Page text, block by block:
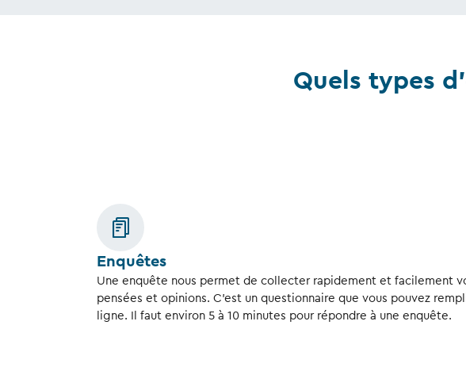
Quels types
Enquêtes
Une enquête nous permet de collecter rapidement et facilement
pensées et opinions. C’est un questionnaire que vous pouvez
ligne. Il faut environ 5 à 10 minutes pour répondre à une enquête.